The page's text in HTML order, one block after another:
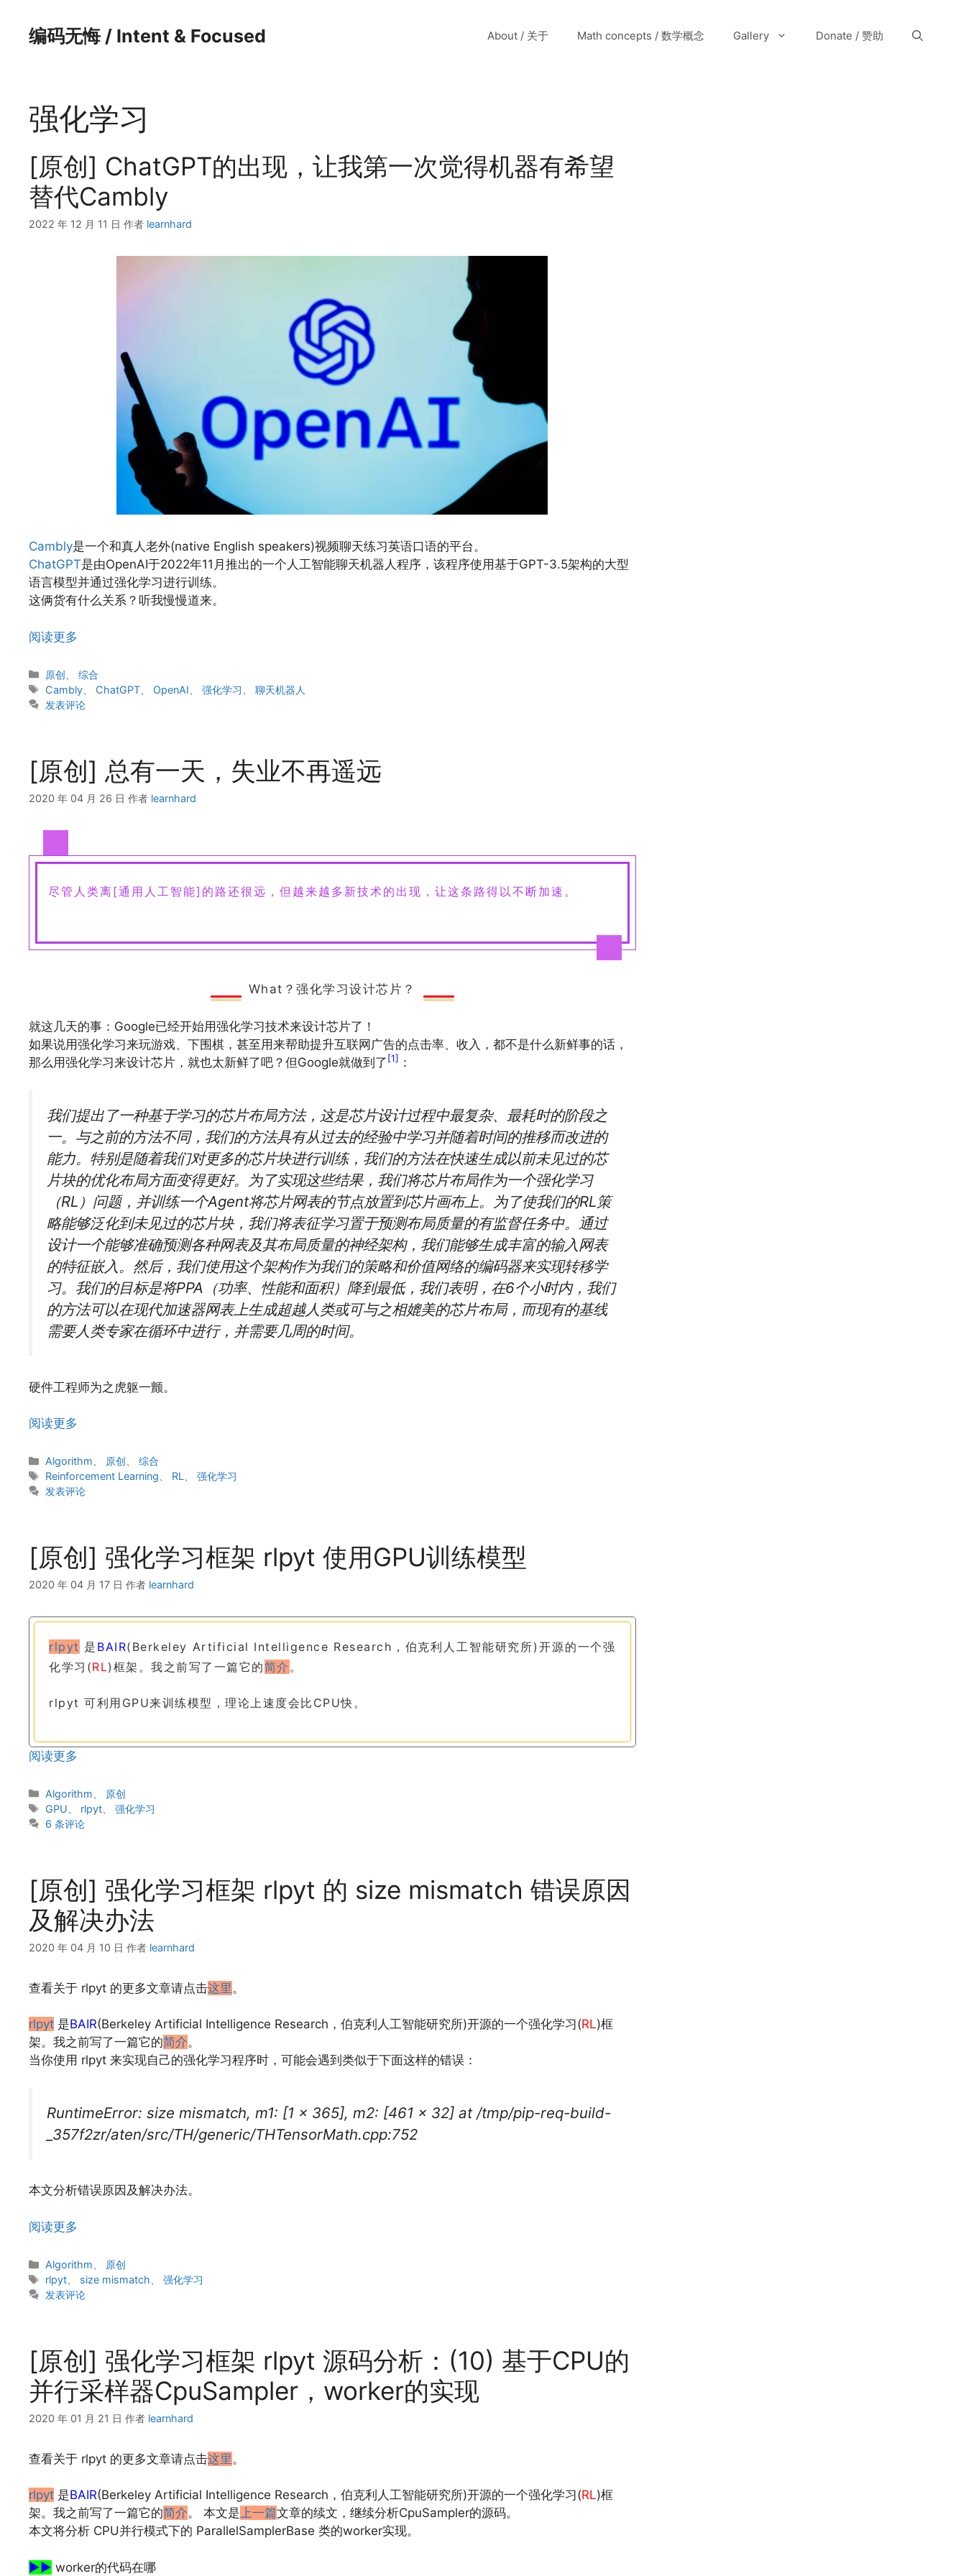
编码无悔 / Intent & Focused About / 关于 Math concepts / 数学概念 Gallery Donate / 赞助
强化学习
[原创] ChatGPT的出现，让我第一次觉得机器有希望
替代Cambly
2022 年 12 月 11 日 作者 learnhard
Cambly是一个和真人老外(native English speakers)视频聊天练习英语口语的平台。
ChatGPT是由OpenAI于2022年11月推出的一个人工智能聊天机器人程序，该程序使用基于GPT-3.5架构的大型
语言模型并通过强化学习进行训练。
这俩货有什么关系？听我慢慢道来。
阅读更多
分
类
原创 、综合
标
签
Cambly ChatGPT OpenAI 、强化学习 、聊天机器人
发表评论
[原创] 总有一天，失业不再遥远
2020 年 04 月 26 日 作者 learnhard
尽管人类离[通用人工智能]的路还很远，但越来越多新技术的出现，让这条路得以不断加速。
​What？强化学习设计芯片？
就这几天的事：Google已经开始用强化学习技术来设计芯片了！
如果说用强化学习来玩游戏、下围棋，甚至用来帮助提升互联网广告的点击率、收入，都不是什么新鲜事的话，
那么用强化学习来设计芯片，就也太新鲜了吧？但Google就做到了 [1] ：
我们提出了一种基于学习的芯片布局方法，这是芯片设计过程中最复杂、最耗时的阶段之
一。与之前的方法不同，我们的方法具有从过去的经验中学习并随着时间的推移而改进的
能力。特别是随着我们对更多的芯片块进行训练，我们的方法在快速生成以前未见过的芯
片块的优化布局方面变得更好。为了实现这些结果，我们将芯片布局作为一个强化学习
（RL）问题，并训练一个Agent将芯片网表的节点放置到芯片画布上。为了使我们的RL策
略能够泛化到未见过的芯片块，我们将表征学习置于预测布局质量的有监督任务中。通过
设计一个能够准确预测各种网表及其布局质量的神经架构，我们能够生成丰富的输入网表
的特征嵌入。然后，我们使用这个架构作为我们的策略和价值网络的编码器来实现转移学
习。我们的目标是将PPA（功率、性能和面积）降到最低，我们表明，在6个小时内，我们
的方法可以在现代加速器网表上生成超越人类或可与之相媲美的芯片布局，而现有的基线
需要人类专家在循环中进行，并需要几周的时间。
硬件工程师为之虎躯一颤。
阅读更多
分
类
Algorithm 原创 、综合
标
签
Reinforcement Learning RL 、强化学习
发表评论
[原创] 强化学习框架 rlpyt 使用GPU训练模型
2020 年 04 月 17 日 作者 learnhard
rlpyt 是 BAIR(Berkeley Artificial Intelligence Research，伯克利人工智能研究所)开源的一个强
化学习(RL)框架。我之前写了一篇它的简介 。
rlpyt 可利用GPU来训练模型，理论上速度会比CPU快。
阅读更多
分
类
Algorithm
原创
标
签
GPU rlpyt 、强化学习
6 条评论
[原创] 强化学习框架 rlpyt 的 size mismatch 错误原因
及解决办法
2020 年 04 月 10 日 作者 learnhard
查看关于 rlpyt 的更多文章请点击这里 。
rlpyt 是BAIR(Berkeley Artificial Intelligence Research，伯克利人工智能研究所)开源的一个强化学习(RL)框
架。我之前写了一篇它的简介。
当你使用 rlpyt 来实现自己的强化学习程序时，可能会遇到类似于下面这样的错误：
RuntimeError: size mismatch, m1: [1 x 365], m2: [461 x 32] at /tmp/pip-req-build-
_357f2zr/aten/src/TH/generic/THTensorMath.cpp:752
本文分析错误原因及解决办法。
阅读更多
分
类
Algorithm
原创
标
签
rlpyt size mismatch 、强化学习
发表评论
[原创] 强化学习框架 rlpyt 源码分析：(10) 基于CPU的
并行采样器CpuSampler，worker的实现
2020 年 01 月 21 日 作者 learnhard
查看关于 rlpyt 的更多文章请点击这里 。
rlpyt 是BAIR(Berkeley Artificial Intelligence Research，伯克利人工智能研究所)开源的一个强化学习(RL)框
架。我之前写了一篇它的简介。 本文是上一篇文章的续文，继续分析CpuSampler的源码。
本文将分析 CPU并行模式下的 ParallelSamplerBase 类的worker实现。
▶▶ worker的代码在哪